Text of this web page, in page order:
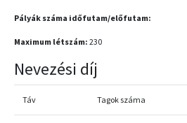
Pályák száma időfutam/előfutam:
Maximum létszám: 230
Nevezési díj
Táv Tagok száma